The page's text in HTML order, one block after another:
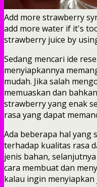
Add more strawberry
add more water if it's
strawberry juice by
Sedang mencari ide
menyiapkannya
mudah. Jika salah
memuaskan dan
strawberry yang enak
rasa yang dapat
Ada beberapa hal yang
terhadap kualitas rasa
jenis bahan,
cara membuat dan
kalau ingin